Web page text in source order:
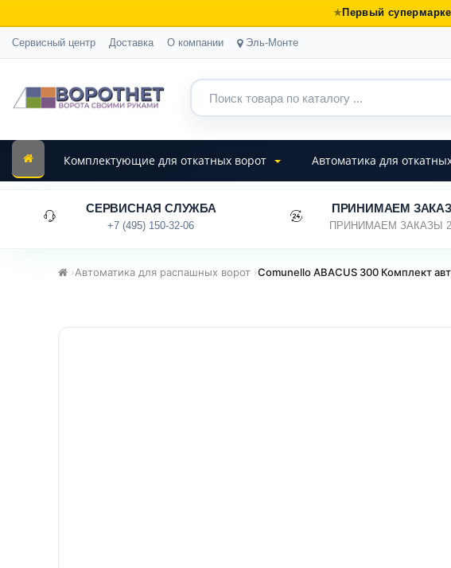
Первый
Сервисный центр Доставка О компании Эль-Монте
Комплектующие для откатных ворот Автоматика для
СЕРВИСНАЯ СЛУЖБА
+7 (495) 150-32-06
ПРИНИМАЕМ
ПРИНИМАЕМ ЗАКАЗЫ
›Автоматика для распашных ворот ›Comunello ABACUS 300 Комплект